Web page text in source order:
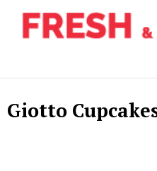
Giotto